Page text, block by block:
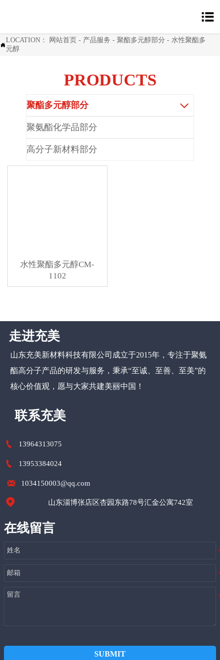


LOCATION： 网站首页 - 产品服务 - 聚酯多元醇部分 - 水性聚酯多
元醇
PRODUCTS
聚酯多元醇部分 
聚氨酯化学品部分
高分子新材料部分
水性聚酯多元醇CM-
1102
走进充美
山东充美新材料科技有限公司 成立于2015年，专注于聚氨
酯高分子产品的研发与服务，秉承“至诚、至善、至美”的
核心价值观，愿与大家共建美丽中国！
联系充美
 13964313075
 13953384024
 1034150003@qq.com
 山东淄博张店区杏园东路78号汇金公寓742室
在线留言
SUBMIT